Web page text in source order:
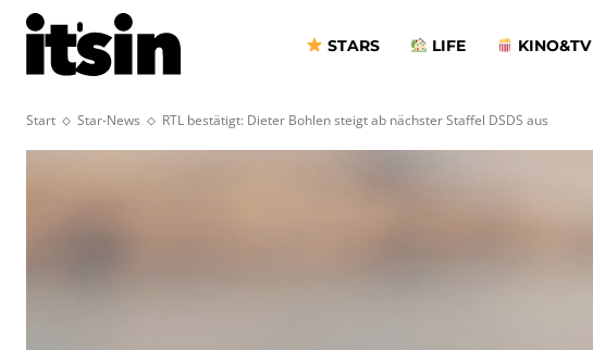
STARS LIFE KINO&TV
Start Star-News RTL bestätigt: Dieter Bohlen steigt ab nächster Staffel DSDS aus